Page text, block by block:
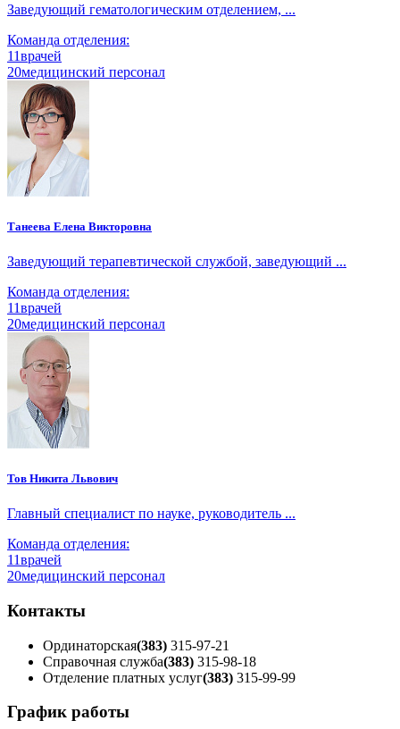
Заведующий гематологическим отделением, ...
Команда отделения:
11врачей
20медицинский персонал
Танеева Елена Викторовна
Заведующий терапевтической службой, заведующий ...
Команда отделения:
11врачей
20медицинский персонал
Тов Никита Львович
Главный специалист по науке, руководитель ...
Команда отделения:
11врачей
20медицинский персонал
Контакты
Ординаторская(383) 315-97-21
Справочная служба(383) 315-98-18
Отделение платных услуг(383) 315-99-99
График работы